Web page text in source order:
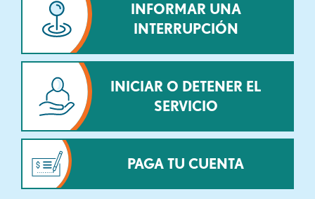
INFORMAR UNA
INTERRUPCIÓN
INICIAR O DETENER EL
SERVICIO
PAGA TU CUENTA